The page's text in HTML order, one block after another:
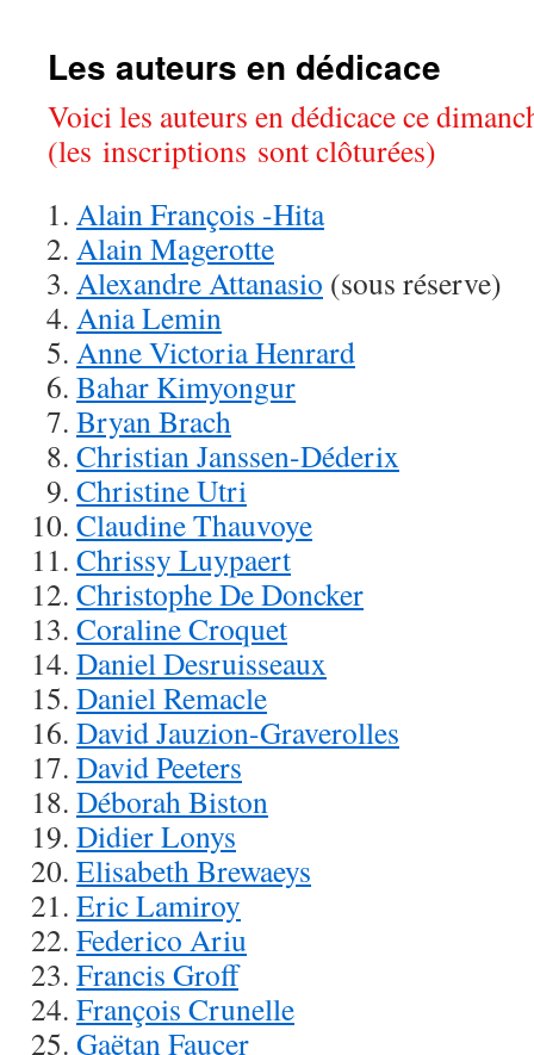
Les auteurs en dédicace
Voici les auteurs en dédicace ce
(les inscriptions sont clôturées)
Alain François -Hita
Alain Magerotte
Alexandre Attanasio (sous réserve)
Ania Lemin
Anne Victoria Henrard
Bahar Kimyongur
Bryan Brach
Christian Janssen-Déderix
Christine Utri
Claudine Thauvoye
Chrissy Luypaert
Christophe De Doncker
Coraline Croquet
Daniel Desruisseaux
Daniel Remacle
David Jauzion-Graverolles
David Peeters
Déborah Biston
Didier Lonys
Elisabeth Brewaeys
Eric Lamiroy
Federico Ariu
Francis Groff
François Crunelle
Gaëtan Faucer